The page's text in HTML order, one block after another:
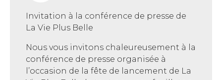
Invitation à la conférence de presse de
La Vie Plus Belle
Nous vous invitons chaleureusement à la
conférence de presse organisée à
l’occasion de la fête de lancement de La